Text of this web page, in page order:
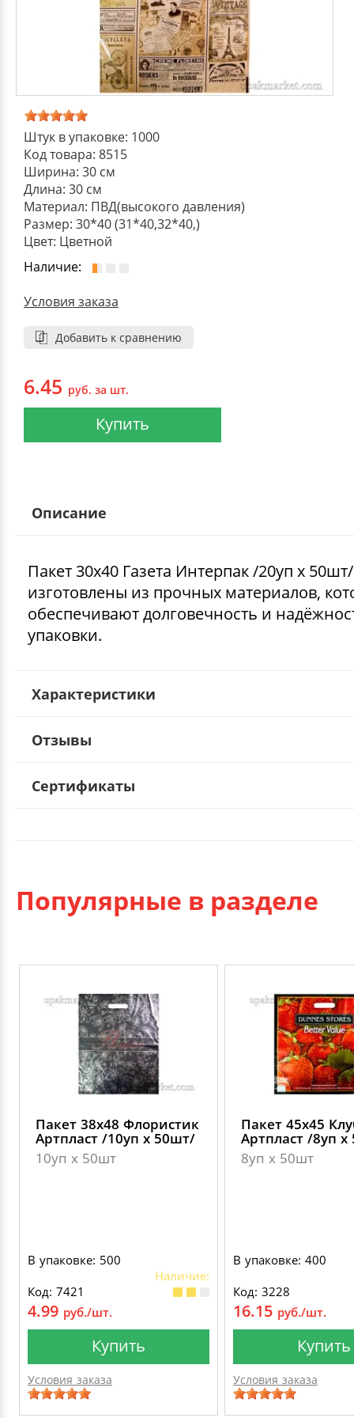
ПАКЕТЫ СЛАЙДЕРЫ И ЗИПЛОКИ ( ZIP
ПАКЕТЫ ПОЛИПРОПИЛЕНОВЫЕ
ПАКЕТЫ С ПЕТЛЕВЫМИ РУЧКАМИ
ПАКЕТЫ С ВЫРУБНЫМИ РУЧКАМИ
ПЛАСТИКОВЫЕ И БУМАЖНЫЕ ПАКЕТЫ
КУРЬЕРСКИЕ И ПОЧТОВЫЕ ПАКЕТЫ
ДЕКОРАТИВНЫЕ УКРАШЕНИЯ
УПАКОВКА ДЛЯ ТОРТОВ
УПАКОВКА ДЛЯ ЯИЦ
ВАТНО-БУМАЖНАЯ ПРОДУКЦИЯ
САЛФЕТКИ, ПОЛОТЕНЦА
САЛФЕТКИ ВЛАЖНЫЕ
ТУАЛЕТНАЯ БУМАГА
ИЗОЛЕНТЫ
КРЕППИРОВАННЫЕ ЛЕНТЫ
СКЛАДСКАЯ УПАКОВКА
СТИРАЛЬНЫЕ ПОРОШКИ
КОНДИЦИОНЕРЫ ДЛЯ БЕЛЬЯ
СРЕДСТВА ДЛЯ УБОРКИ И ЧИСТКИ
СРЕДСТВА ДЛЯ МЫТЬЯ ПОСУДЫ
НИКА
ФЛОРЕАЛЬ
СИНЕРГЕТИК
АВТОХИМИЯ
Штук в упаковке: 1000
Код товара: 8515
Ширина: 30 см
Длина: 30 см
Материал: ПВД(высокого давления)
Размер: 30*40 (31*40,32*40,)
Цвет: Цветной
Наличие:
Условия заказа
Добавить к сравнению
6.45 руб. за шт.
Купить
Описание
Пакет 30х40 Газета Интерпак /20уп х 50шт/
изготовлены из прочных материалов,
обеспечивают долговечность и
упаковки.
Характеристики
Отзывы
Сертификаты
Популярные в разделе
Пакет 38х48 Флористик
Артпласт /10уп х 50шт/
10уп х 50шт
В упаковке: 500
Наличие:
Код: 7421
4.99 руб./шт.
Купить
Условия заказа
Пакет 45х45
Артпласт /8уп
8уп х 50шт
В упаковке: 400
Код: 3228
16.15 руб./шт.
Купить
Условия заказа